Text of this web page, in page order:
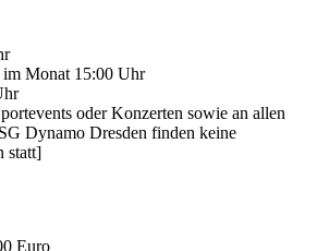
im Monat 15:00 Uhr
oder Konzerten sowie an allen
Dynamo Dresden finden keine
statt]
Euro